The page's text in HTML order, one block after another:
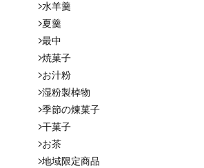
水羊羹
夏羹
最中
焼菓子
お汁粉
湿粉製棹物
季節の煉菓子
干菓子
お茶
地域限定商品